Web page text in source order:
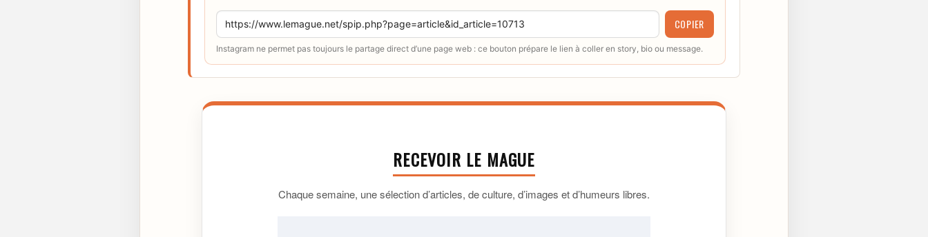
COPIER
Instagram ne permet pas toujours le partage direct d’une page web : ce bouton prépare le lien à coller en story, bio ou message.
RECEVOIR LE MAGUE
Chaque semaine, une sélection d’articles, de culture, d’images et d’humeurs libres.